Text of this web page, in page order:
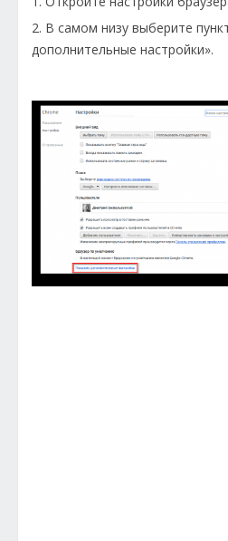
2. В самом низу выберите
дополнительные настройки».